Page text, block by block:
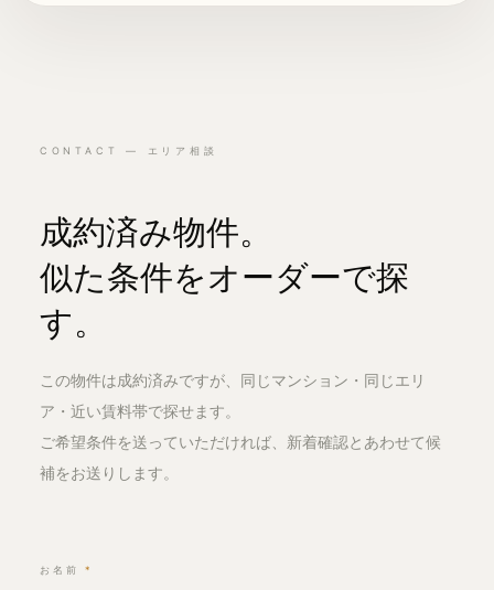
CONTACT — エリア相談
成約済み物件。
似た条件をオーダーで探
す。
この物件は成約済みですが、同じマンション・同じエリ
ア・近い賃料帯で探せます。
ご希望条件を送っていただければ、新着確認とあわせて候
補をお送りします。
お名前*